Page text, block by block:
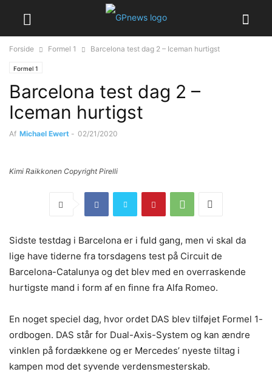
Forside Formel 1 Barcelona test dag 2 – Iceman hurtigst
Formel 1
Barcelona test dag 2 –
Iceman hurtigst
Af Michael Ewert - 02/21/2020
Kimi Raikkonen Copyright Pirelli
Sidste testdag i Barcelona er i fuld gang, men vi skal da
lige have tiderne fra torsdagens test på Circuit de
Barcelona-Catalunya og det blev med en overraskende
hurtigste mand i form af en finne fra Alfa Romeo.
En noget speciel dag, hvor ordet DAS blev tilføjet Formel 1-
ordbogen. DAS står for Dual-Axis-System og kan ændre
vinklen på fordækkene og er Mercedes’ nyeste tiltag i
kampen mod det syvende verdensmesterskab.